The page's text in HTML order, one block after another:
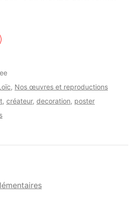
, Nos œuvres et reproductions
, créateur, decoration, poster